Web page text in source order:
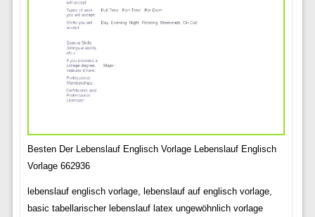
Besten Der Lebenslauf Englisch Vorlage Lebenslauf Englisch
Vorlage 662936
lebenslauf englisch vorlage, lebenslauf auf englisch vorlage,
basic tabellarischer lebenslauf latex ungewöhnlich vorlage